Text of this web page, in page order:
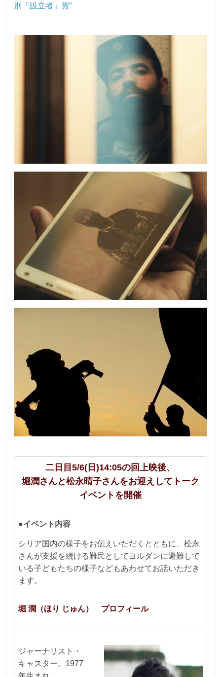
別「設立者」賞”
二日目5/6(日)14:05の回上映後、
堀潤さんと松永晴子さんをお迎えしてトーク
イベントを開催
●イベント内容
シリア国内の様子をお伝えいただくとともに、松永
さんが支援を続ける難民としてヨルダンに避難して
いる子どもたちの様子などもあわせてお話いただき
ます。
堀 潤（ほり じゅん） プロフィール
ジャーナリスト・
キャスター。1977